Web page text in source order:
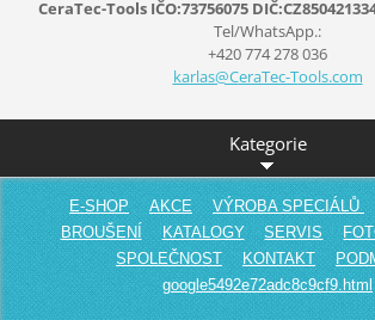
CeraTec-Tools IČO:73756075
Tel/WhatsApp.:
+420 774 278 036
karlas@CeraTec-Tools.com
Kategorie
E-SHOP AKCE VÝROBA SPECIÁLŮ
BROUŠENÍ
KATALOGY SERVIS
SPOLEČNOST
KONTAKT
google5492e72adc8c9cf9.html